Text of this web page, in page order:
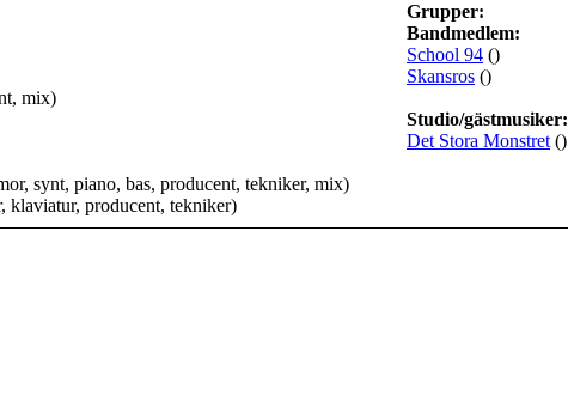
mix)
synt, piano, bas, producent, tekniker, mix)
klaviatur, producent, tekniker)
Grupper:
Bandmedlem:
School 94 ()
Skansros ()
Studio/gästmusiker:
Det Stora Monstret ()